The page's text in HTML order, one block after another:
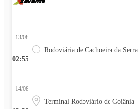
02:55
13/08
Rodoviária de Cachoeira da Serra
14/08
Terminal Rodoviário de Goiânia